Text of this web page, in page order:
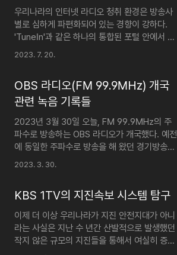
발맞춘 조치로 풀이된다. 전국민 대상의 공습 대
비 민방위 훈련에서는 기본적으로 사전 예고된
시점에 맞추어 라디오 방송을 통해서는 훈련용
공습·경계경보가 전파되고, TV 방송에서는 별
에 따라 진행되는 훈련의 양상을 소개하는 것이
일반적이다..
우리나라의 인터넷 라디오 청취 환경은 방송사
별로 심하게 파편화되어 있는 경향이 강하다.
'TuneIn'과 같은 하나의 통합된 포털 안에서 원
하는 방송사의 채널을 검색해 들을 수 있는 것이
접 접근해야 할 필요가 있는 다소 불편한 환경으
로 이루어져 있는 것이다. 어차피 인터넷상에서
건 매한가지인데, 왜 굳이 자사 앱으로 접근해야
만 하는 이런 불편한 청취 환경을 구축한 것일
까? 여기에는 보이는 라디오 서비스, 청취자 참
여 환경의 개선과 같은 여러 이유를 들 수 있지
화'다. 청취자의 사용 환경을 자사 앱에 묶어 둠
으로써 그 속에서 ..
2023. 7. 20.
OBS 라디오(FM 99.9MHz) 개국
관련 녹음 기록들
2023년 3월 30일 오늘, FM 99.9MHz의 주
파수로 방송하는 OBS 라디오가 개국했다. 예전
에 동일한 주파수로 방송을 해 왔던 경기방송이
2020년 3월 30일에 폐국한 이후 정확히 3년
등 수도권을 방송권역으로 하는 FM 99.9MHz,
OBS라디오가 오늘(30일) 개국했습니다. 옛 경
기방송이 방송 송출을 중단하고...
www.yna.co.kr 이 글에서는 OBS 라디오의
개국 전후에 걸쳐 있는 여러 순간을 담았던 녹음
2023. 3. 30.
KBS 1TV의 지진속보 시스템 탐구
이제 더 이상 우리나라가 지진 안전지대가 아니
라는 사실은 지난 수 년간 산발적으로 발생했던
작지 않은 규모의 지진들을 통해서 여실히 증명